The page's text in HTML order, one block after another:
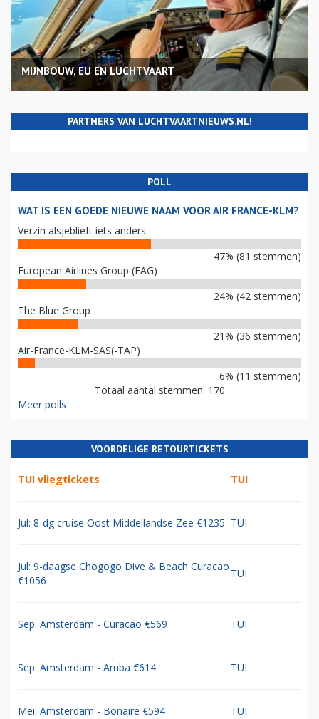
MIJNBOUW, EU EN LUCHTVAART
PARTNERS VAN LUCHTVAARTNIEUWS.NL!
POLL
WAT IS EEN GOEDE NIEUWE NAAM VOOR AIR FRANCE-KLM?
Verzin alsjeblieft iets anders
47% (81 stemmen)
European Airlines Group (EAG)
24% (42 stemmen)
The Blue Group
21% (36 stemmen)
Air-France-KLM-SAS(-TAP)
6% (11 stemmen)
Totaal aantal stemmen: 170
Meer polls
VOORDELIGE RETOURTICKETS
TUI vliegtickets TUI
Jul: 8-dg cruise Oost Middellandse Zee €1235 TUI
Jul: 9-daagse Chogogo Dive & Beach Curacao
€1056
TUI
Sep: Amsterdam - Curacao €569 TUI
Sep: Amsterdam - Aruba €614 TUI
Mei: Amsterdam - Bonaire €594 TUI